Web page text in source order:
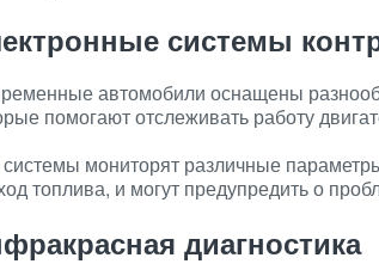
системы
автомобили оснащены
помогают отслеживать работу
мониторят различные
топлива, и могут предупредить о
диагностика